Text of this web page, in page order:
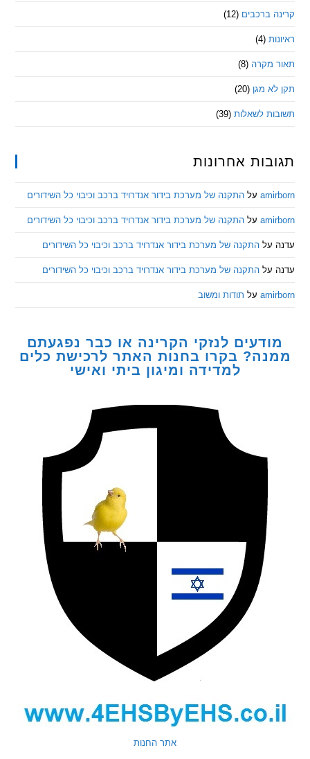
ברכבים (12)
(8)
מגן (20)
לשאלות (39)
אחרונות
עלהתקנה של מערכת בידור אנדרויד ברכב וכיבוי כל השידורים
עלהתקנה של מערכת בידור אנדרויד ברכב וכיבוי כל השידורים
התקנה של מערכת בידור אנדרויד ברכב וכיבוי כל השידורים
התקנה של מערכת בידור אנדרויד ברכב וכיבוי כל השידורים
עלתודות ומשוב
לנזקי הקרינה או כבר נפגעתם
בקרו בחנות האתר לרכישת כלים
למדידה ומיגון ביתי ואישי
אתר החנות